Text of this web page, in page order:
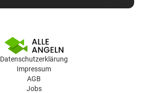
Datenschutzerklärung
Impressum
AGB
Jobs